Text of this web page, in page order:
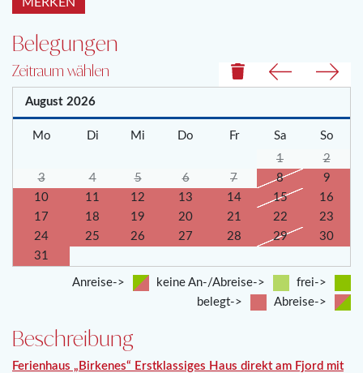
Belegungen
Zeitraum wählen
August 2026
Mo Di Mi Do Fr Sa
So
1
2
3
4 5 6 7 8
9
10
11 12 13 14 15
16
17
18 19 20 21 22
23
24
25 26 27 28 29
30
31
frei->
keine An-/Abreise->
Anreise->
Abreise->
belegt->
Beschreibung
Ferienhaus „Birkenes“ Erstklassiges Haus direkt am Fjord mit